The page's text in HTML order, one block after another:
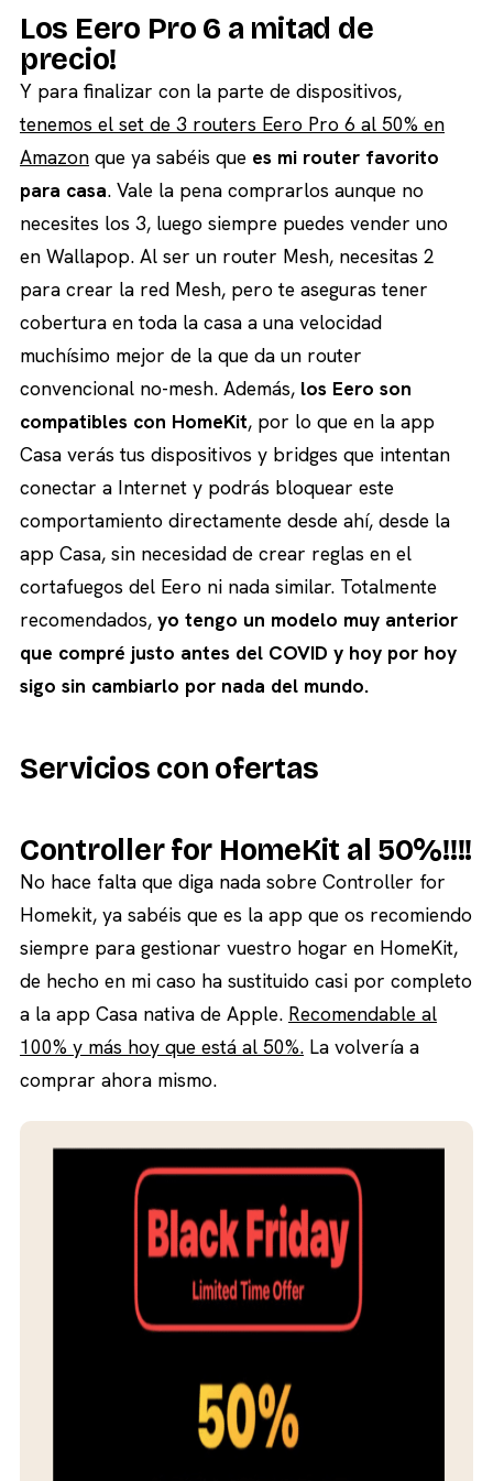
Los Eero Pro 6 a mitad de
precio!
Y para finalizar con la parte de dispositivos,
tenemos el set de 3 routers Eero Pro 6 al 50% en
Amazon que ya sabéis que es mi router favorito
para casa. Vale la pena comprarlos aunque no
necesites los 3, luego siempre puedes vender uno
en Wallapop. Al ser un router Mesh, necesitas 2
para crear la red Mesh, pero te aseguras tener
cobertura en toda la casa a una velocidad
muchísimo mejor de la que da un router
convencional no-mesh. Además, los Eero son
compatibles con HomeKit, por lo que en la app
Casa verás tus dispositivos y bridges que intentan
conectar a Internet y podrás bloquear este
comportamiento directamente desde ahí, desde la
app Casa, sin necesidad de crear reglas en el
cortafuegos del Eero ni nada similar. Totalmente
recomendados, yo tengo un modelo muy anterior
que compré justo antes del COVID y hoy por hoy
sigo sin cambiarlo por nada del mundo.
Servicios con ofertas
Controller for HomeKit al 50%!!!!
No hace falta que diga nada sobre Controller for
Homekit, ya sabéis que es la app que os recomiendo
siempre para gestionar vuestro hogar en HomeKit,
de hecho en mi caso ha sustituido casi por completo
a la app Casa nativa de Apple. Recomendable al
100% y más hoy que está al 50%. La volvería a
comprar ahora mismo.